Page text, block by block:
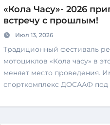
«Кола Часу»- 2026
встречу с прошлым!
Июл 13, 2026
Традиционный фестиваль ретро
мотоциклов «Кола часу» в
меняет место проведения.
спорткомплекс ДОСААФ под